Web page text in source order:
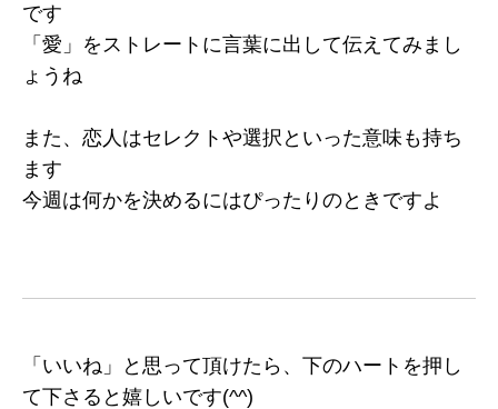
です
「愛」をストレートに言葉に出して伝えてみまし
ょうね
また、恋人はセレクトや選択といった意味も持ち
ます
今週は何かを決めるにはぴったりのときですよ
「いいね」と思って頂けたら、下のハートを押し
て下さると嬉しいです(^^)